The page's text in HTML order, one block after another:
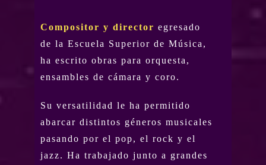
Compositor y director egresado
de la Escuela Superior de Música,
ha escrito obras para orquesta,
ensambles de cámara y coro.
Su versatilidad le ha permitido
abarcar distintos géneros musicales
pasando por el pop, el rock y el
jazz. Ha trabajado junto a grandes